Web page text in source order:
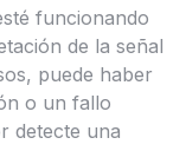
funcionando
de la señal
puede haber
o un fallo
detecte una